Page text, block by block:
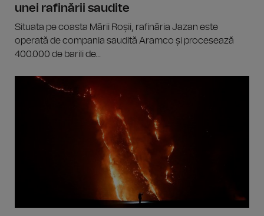
unei rafinării saudite
Situata pe coasta Mării Roșii, rafinăria Jazan este
operată de compania saudită Aramco și procesează
400.000 de barili de...